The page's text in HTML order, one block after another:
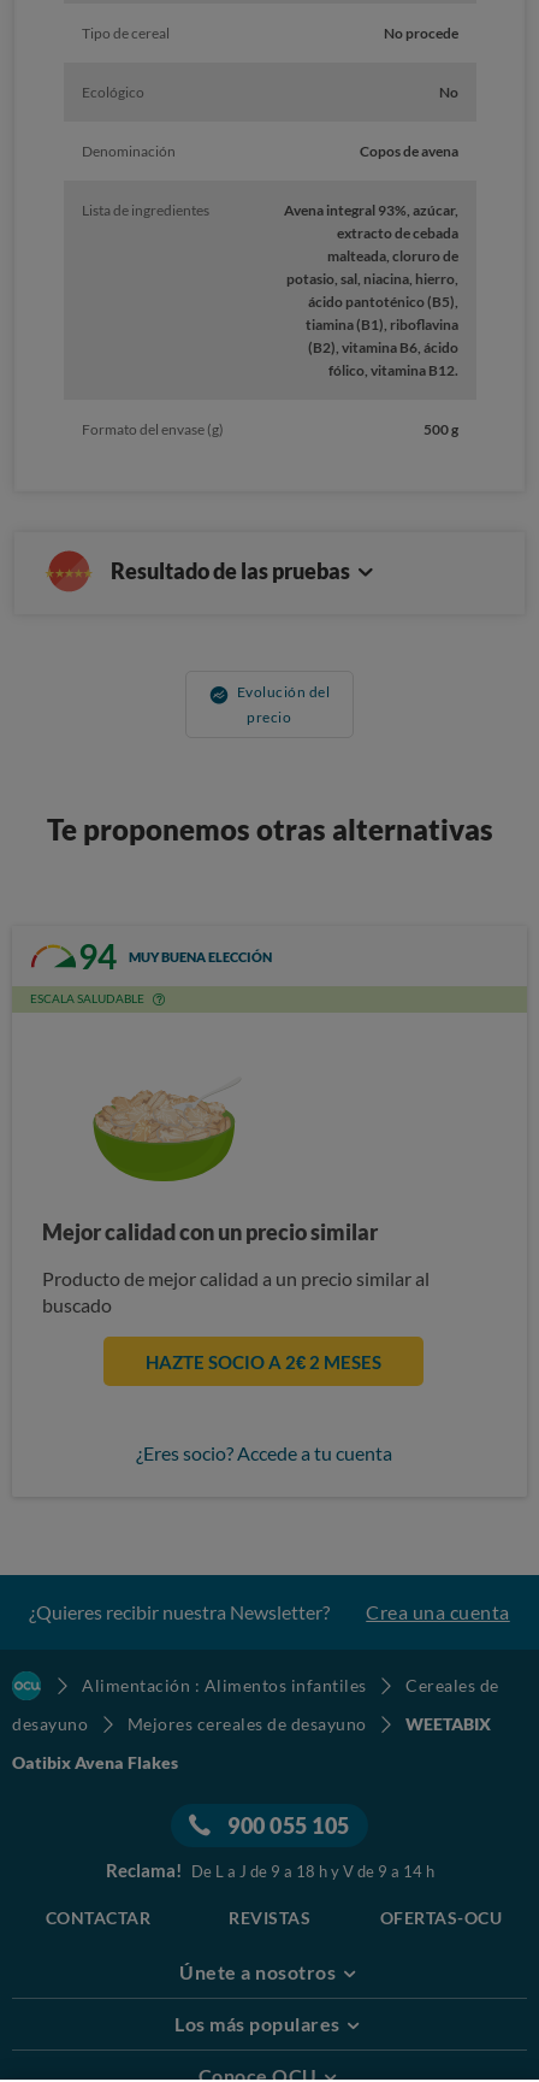
Tipo de cereal No procede
Ecológico No
Denominación Copos de avena
Lista de ingredientes
Avena integral 93%, azúcar,
extracto de cebada
malteada, cloruro de
potasio, sal, niacina, hierro,
ácido pantoténico (B5),
tiamina (B1), riboflavina
(B2), vitamina B6, ácido
fólico, vitamina B12.
Formato del envase (g) 500 g
Resultado de las pruebas
Evolución del
precio
Te proponemos otras alternativas
94 MUY BUENA ELECCIÓN
ESCALA SALUDABLE
Mejor calidad con un precio similar
Producto de mejor calidad a un precio similar al
buscado
HAZTE SOCIO A 2€ 2 MESES
¿Eres socio? Accede a tu cuenta
¿Quieres recibir nuestra Newsletter? Crea una cuenta
Alimentación : Alimentos infantiles
Cereales de
desayuno
Mejores cereales de desayuno
WEETABIX
Oatibix Avena Flakes
900 055 105
Reclama! De L a J de 9 a 18 h y V de 9 a 14 h
CONTACTAR REVISTAS OFERTAS-OCU
Únete a nosotros
Los más populares
Conoce OCU